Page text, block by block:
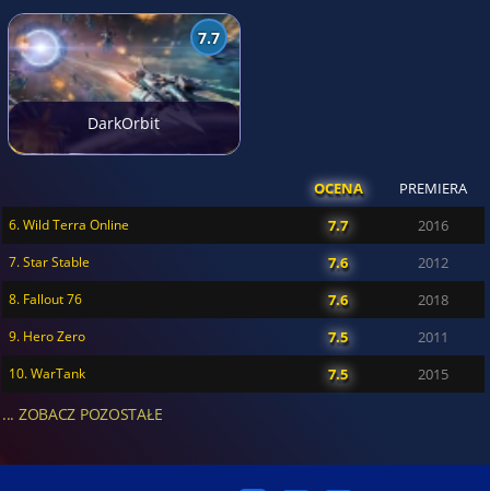
7.7
DarkOrbit
OCENA PREMIERA
6. Wild Terra Online 7.7 2016
7. Star Stable 7.6 2012
8. Fallout 76 7.6 2018
9. Hero Zero 7.5 2011
10. WarTank 7.5 2015
... ZOBACZ POZOSTAŁE